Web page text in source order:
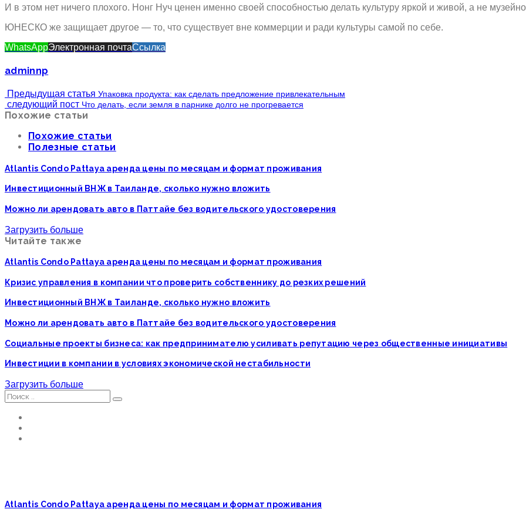
И в этом нет ничего плохого. Нонг Нуч ценен именно своей способностью делать культуру яркой и живой, а не
ЮНЕСКО же защищает другое — то, что существует вне коммерции и ради культуры самой по себе.
WhatsAppЭлектронная почтаСсылка
adminnp
Предыдущая статья Упаковка продукта: как сделать предложение привлекательным
следующий пост Что делать, если земля в парнике долго не прогревается
Похожие статьи
Похожие статьи
Полезные статьи
Atlantis Condo Pattaya аренда цены по месяцам и формат проживания
Инвестиционный ВНЖ в Таиланде, сколько нужно вложить
Можно ли арендовать авто в Паттайе без водительского удостоверения
Загрузить больше
Читайте также
Atlantis Condo Pattaya аренда цены по месяцам и формат проживания
Кризис управления в компании что проверить собственнику до резких решений
Инвестиционный ВНЖ в Таиланде, сколько нужно вложить
Можно ли арендовать авто в Паттайе без водительского удостоверения
Социальные проекты бизнеса: как предпринимателю усиливать репутацию через общественные инициативы
Инвестиции в компании в условиях экономической нестабильности
Загрузить больше
Atlantis Condo Pattaya аренда цены по месяцам и формат проживания